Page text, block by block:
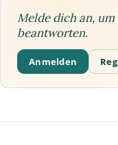
Melde dich an,
beantworten.
Anmelden